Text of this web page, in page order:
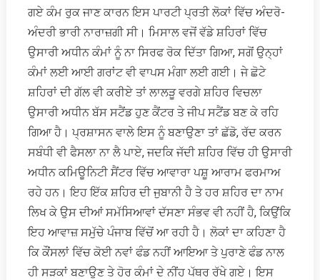
ਗਏ ਕੰਮ ਰੁਕ ਜਾਣ ਕਾਰਨ ਇਸ ਪਾਰਟੀ ਪ੍ਰਤੀ ਲੋਕਾਂ ਵਿੱਚ ਅੰਦਰੋ-
ਅੰਦਰੀ ਭਾਰੀ ਨਾਰਾਜ਼ਗੀ ਸੀ। ਮਿਸਾਲ ਵਜੋਂ ਵੱਡੇ ਸ਼ਹਿਰਾਂ ਵਿੱਚ
ਉਸਾਰੀ ਅਧੀਨ ਕੰਮਾਂ ਨੂੰ ਨਾ ਸਿਰਫ ਰੋਕ ਦਿੱਤਾ ਗਿਆ, ਸਗੋਂ ਉਨ੍ਹਾਂ
ਕੰਮਾਂ ਲਈ ਆਈ ਗਰਾਂਟ ਵੀ ਵਾਪਸ ਮੰਗਾ ਲਈ ਗਈ। ਜੇ ਛੋਟੇ
ਸ਼ਹਿਰਾਂ ਦੀ ਗੱਲ ਵੀ ਕਰੀਏ ਤਾਂ ਲਾਲੜੂ ਵਰਗੇ ਸ਼ਹਿਰ ਵਿਚਲਾ
ਉਸਾਰੀ ਅਧੀਨ ਬੱਸ ਸਟੈਂਡ ਹੁਣ ਕੈਂਟਰ ਤੇ ਜੀਪ ਸਟੈਂਡ ਬਣ ਕੇ ਰਹਿ
ਗਿਆ ਹੈ। ਪ੍ਰਸ਼ਾਸਨ ਵਾਲੇ ਇਸ ਨੂੰ ਬਣਾਉਣਾ ਤਾਂ ਛੱਡੋ, ਰੱਦ ਕਰਨ
ਸਬੰਧੀ ਵੀ ਫੈਸਲਾ ਨਾ ਲੈ ਪਾਏ, ਜਦਕਿ ਜੱਦੀ ਸ਼ਹਿਰ ਵਿੱਚ ਹੀ ਉਸਾਰੀ
ਅਧੀਨ ਕਮਿਊਨਿਟੀ ਸੈਂਟਰ ਵਿੱਚ ਆਵਾਰਾ ਪਸ਼ੂ ਆਰਾਮ ਫਰਮਾਅ
ਰਹੇ ਹਨ। ਇਹ ਇੱਕ ਸ਼ਹਿਰ ਦੀ ਜੁਬਾਨੀ ਹੈ ਤੇ ਹਰ ਸ਼ਹਿਰ ਦਾ ਨਾਮ
ਲਿਖ ਕੇ ਉਸ ਦੀਆਂ ਸਮੱਸਿਆਵਾਂ ਦੱਸਣਾ ਸੰਭਵ ਵੀ ਨਹੀਂ ਹੈ, ਕਿਉਂਕਿ
ਇਹ ਆਵਾਜ਼ ਸਮੁੱਚੇ ਪੰਜਾਬ ਵਿੱਚੋਂ ਆ ਰਹੀ ਹੈ। ਲੋਕਾਂ ਦਾ ਕਹਿਣਾ ਹੈ
ਕਿ ਕੌਂਸਲਾਂ ਵਿੱਚ ਕੋਈ ਨਵਾਂ ਫੰਡ ਨਹੀਂ ਆਇਆ ਤੇ ਪੁਰਾਣੇ ਫੰਡ ਨਾਲ
ਹੀ ਸੜਕਾਂ ਬਣਾਉਣ ਤੇ ਹੋਰ ਕੰਮਾਂ ਦੇ ਨੀਂਹ ਪੱਥਰ ਰੱਖੇ ਗਏ। ਇਸ